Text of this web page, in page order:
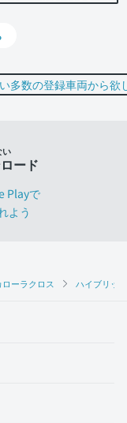
ローラクロス ハイブリッ
い
ード